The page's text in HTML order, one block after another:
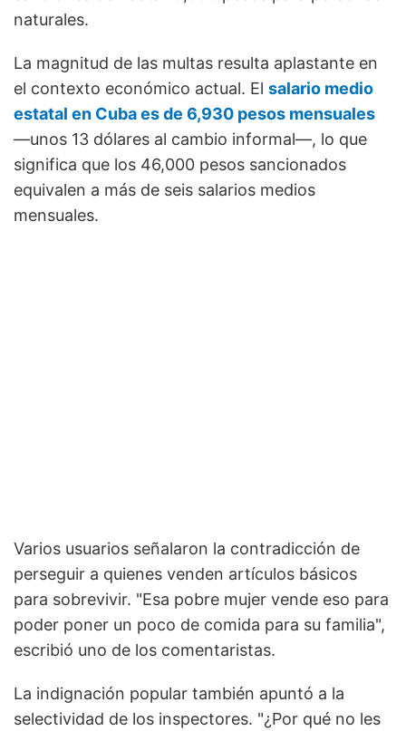
naturales.
La magnitud de las multas resulta aplastante en
el contexto económico actual. El salario medio
estatal en Cuba es de 6,930 pesos mensuales
—unos 13 dólares al cambio informal—, lo que
significa que los 46,000 pesos sancionados
equivalen a más de seis salarios medios
mensuales.
Varios usuarios señalaron la contradicción de
perseguir a quienes venden artículos básicos
para sobrevivir. "Esa pobre mujer vende eso para
poder poner un poco de comida para su familia",
escribió uno de los comentaristas.
La indignación popular también apuntó a la
selectividad de los inspectores. "¿Por qué no les